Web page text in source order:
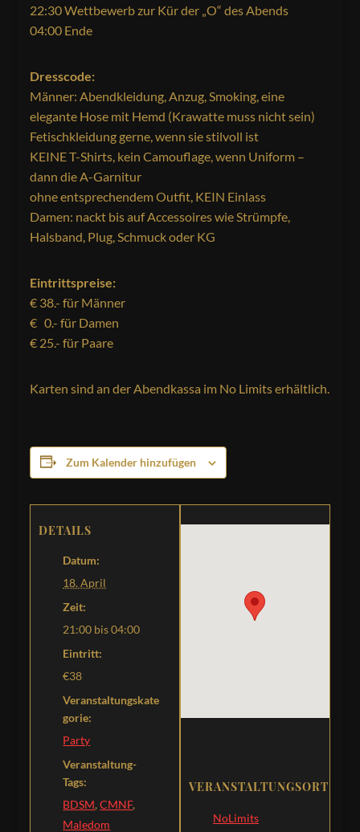
22:30 Wettbewerb zur Kür der „O“ des Abends
04:00 Ende
Dresscode:
Männer: Abendkleidung, Anzug, Smoking, eine
elegante Hose mit Hemd (Krawatte muss nicht sein)
Fetischkleidung gerne, wenn sie stilvoll ist
KEINE T-Shirts, kein Camouflage, wenn Uniform –
dann die A-Garnitur
ohne entsprechendem Outfit, KEIN Einlass
Damen: nackt bis auf Accessoires wie Strümpfe,
Halsband, Plug, Schmuck oder KG
Eintrittspreise:
€ 38.- für Männer
€ 0.- für Damen
€ 25.- für Paare
Karten sind an der Abendkassa im No Limits erhältlich.
Zum Kalender hinzufügen
DETAILS
Datum:
18. April
Zeit:
21:00 bis 04:00
Eintritt:
€38
Veranstaltungskate
gorie:
Party
Veranstaltung-
Tags:
BDSM,CMNF,
Maledom
VERANSTALTUNGSORT
NoLimits